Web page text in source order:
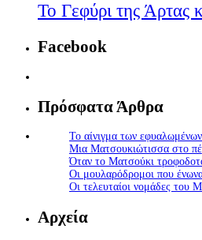
Το Γεφύρι της Άρτας
Facebook
Πρόσφατα Άρθρα
Το αίνιγμα των
Μια Ματσουκιώτισσα στο
Όταν το Ματσούκι
Οι μουλαρόδρομοι που
Οι τελευταίοι νομάδες του
Αρχεία